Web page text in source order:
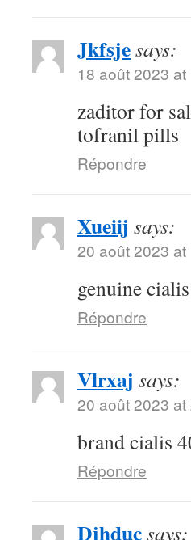
Jkfsjesays:
18 août 2023
zaditor for
tofranil pills
Répondre
Xueiij says:
20 août 2023 at
genuine cialis
Répondre
Vlrxaj says:
20 août 2023 at
brand cialis
Répondre
Djhducsays: